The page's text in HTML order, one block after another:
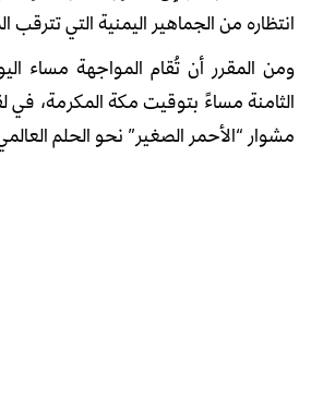
انتظاره من الجماهير اليمنية التي تترقب
ومن المقرر أن تُقام المواجهة مساء
الثامنة مساءً بتوقيت مكة المكرمة،
مشوار “الأحمر الصغير” نحو الحلم